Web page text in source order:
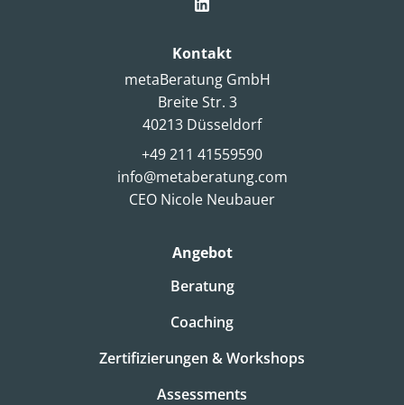
Kontakt
metaBeratung GmbH
Breite Str. 3
40213 Düsseldorf
+49 211 41559590
info@metaberatung.com
CEO Nicole Neubauer
Angebot
Beratung
Coaching
Zertifizierungen & Workshops
Assessments